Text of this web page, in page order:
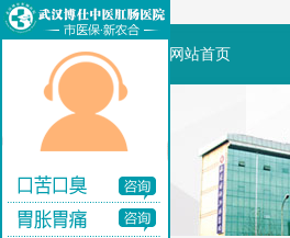
网站首页